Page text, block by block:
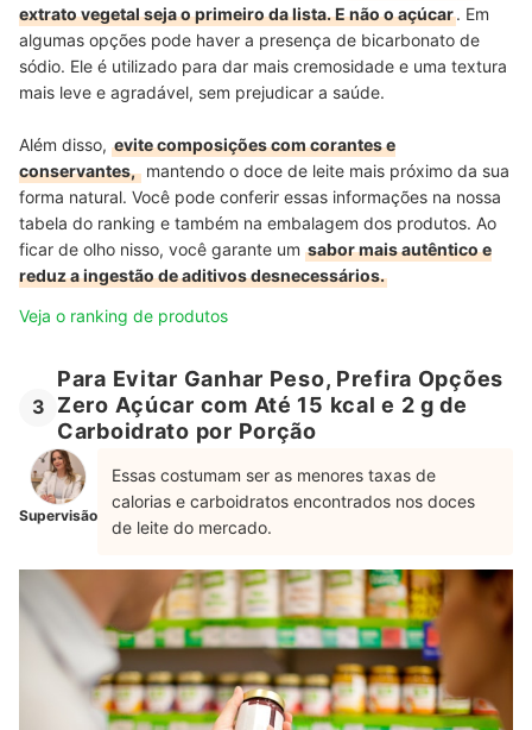
extrato vegetal seja o primeiro da lista. E não o açúcar. Em
algumas opções pode haver a presença de bicarbonato de
sódio. Ele é utilizado para dar mais cremosidade e uma textura
mais leve e agradável, sem prejudicar a saúde.
Além disso, evite composições com corantes e
conservantes, mantendo o doce de leite mais próximo da sua
forma natural. Você pode conferir essas informações na nossa
tabela do ranking e também na embalagem dos produtos. Ao
ficar de olho nisso, você garante um sabor mais autêntico e
reduz a ingestão de aditivos desnecessários.
Veja o ranking de produtos
3
Para Evitar Ganhar Peso, Prefira Opções
Zero Açúcar com Até 15 kcal e 2 g de
Carboidrato por Porção
Supervisão
Essas costumam ser as menores taxas de
calorias e carboidratos encontrados nos doces
de leite do mercado.